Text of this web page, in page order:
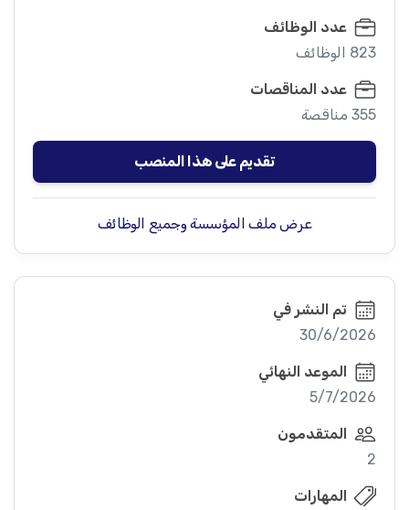
عدد الوظائف
823 الوظائف
عدد المناقصات
355 مناقصة
تقديم على هذا المنصب
عرض ملف المؤسسة وجميع الوظائف
تم النشر في
30/6/2026
الموعد النهائي
5/7/2026
المتقدمون
2
المهارات